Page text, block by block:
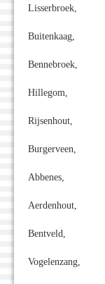
Lisserbroek,
Buitenkaag,
Bennebroek,
Hillegom,
Rijsenhout,
Burgerveen,
Abbenes,
Aerdenhout,
Bentveld,
Vogelenzang,